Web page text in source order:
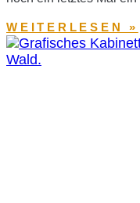
WEITERLESEN »